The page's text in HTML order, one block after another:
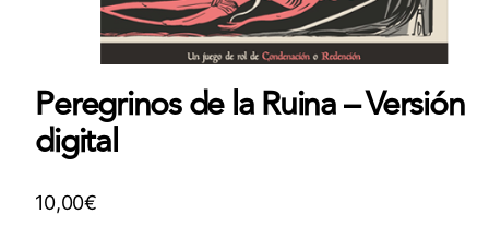
Peregrinos de la Ruina – Versión
digital
10,00€